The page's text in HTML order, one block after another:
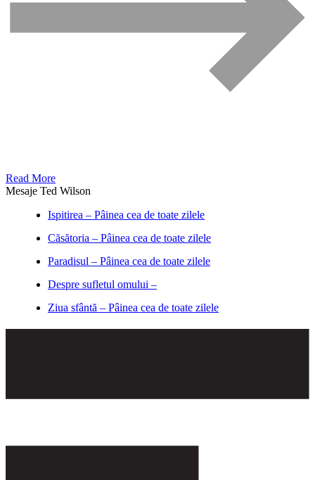
Read More
Mesaje Ted Wilson
Ispitirea – Pâinea cea de toate zilele
Căsătoria – Pâinea cea de toate zilele
Paradisul – Pâinea cea de toate zilele
Despre sufletul omului –
Ziua sfântă – Pâinea cea de toate zilele